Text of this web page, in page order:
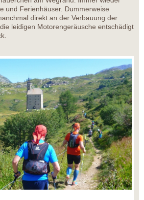
und Ferienhäuser. Dummerweise
direkt an der Verbauung der
leidigen Motorengeräusche entschädigt